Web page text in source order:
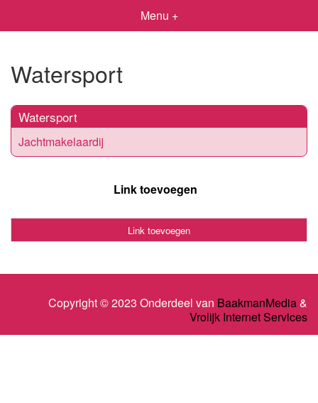
Menu +
Watersport
Watersport
Jachtmakelaardij
Link toevoegen
Link toevoegen
Copyright © 2023 Onderdeel van BaakmanMedia&
Vrolijk Internet Services